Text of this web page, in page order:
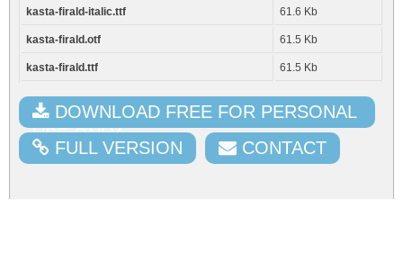
kasta-firald-italic.ttf 61.6 Kb
kasta-firald.otf 61.5 Kb
kasta-firald.ttf 61.5 Kb
DOWNLOAD FREE FOR PERSONAL
USE ONLY
FULL VERSION CONTACT